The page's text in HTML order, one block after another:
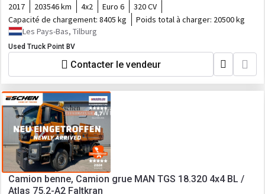
2017 203546 km 4x2 Euro 6
320 CV
Capacité de chargement: 8405 kg Poids total à charger: 20500 kg
Les Pays-Bas, Tilburg
Used Truck Point BV
Contacter le vendeur
Camion benne, Camion grue MAN TGS 18.320 4x4 BL /
Atlas 75.2-A2 Faltkran